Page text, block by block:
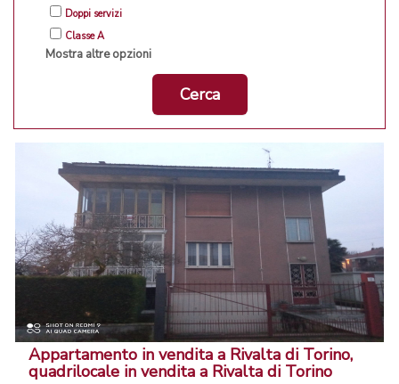
Doppi servizi
Classe A
Mostra altre opzioni
Cerca
Appartamento in vendita a Rivalta di Torino,
quadrilocale in vendita a Rivalta di Torino